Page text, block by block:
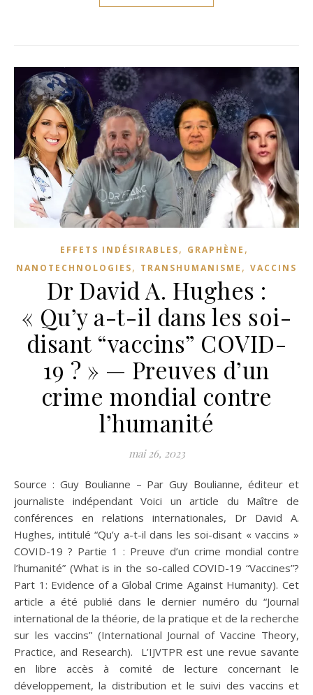
EFFETS INDÉSIRABLES, GRAPHÈNE ,
NANOTECHNOLOGIES, TRANSHUMANISME , VACCINS
Dr David A. Hughes :
« Qu’y a-t-il dans les soi-
disant “vaccins” COVID-
19 ? » — Preuves d’un
crime mondial contre
l’humanité
mai 26, 2023
Source : Guy Boulianne – Par Guy Boulianne, éditeur et
journaliste indépendant Voici un article du Maître de
conférences en relations internationales, Dr David A.
Hughes, intitulé “Qu’y a-t-il dans les soi-disant « vaccins »
COVID-19 ? Partie 1 : Preuve d’un crime mondial contre
l’humanité” (What is in the so-called COVID-19 “Vaccines”?
Part 1: Evidence of a Global Crime Against Humanity). Cet
article a été publié dans le dernier numéro du “Journal
international de la théorie, de la pratique et de la recherche
sur les vaccins” (International Journal of Vaccine Theory,
Practice, and Research). L’IJVTPR est une revue savante
en libre accès à comité de lecture concernant le
développement, la distribution et le suivi des vaccins et